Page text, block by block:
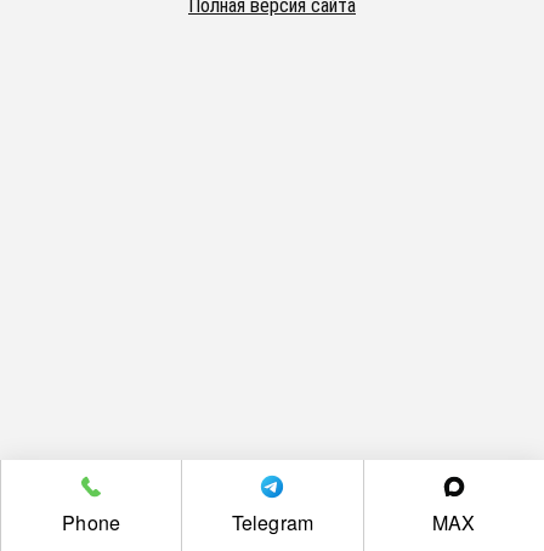
Phone Telegram MAX